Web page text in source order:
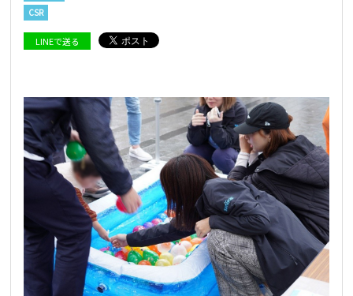
CSR
LINEで送る